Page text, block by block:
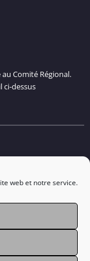
web et notre service.
Comité Régional.
ci-dessus